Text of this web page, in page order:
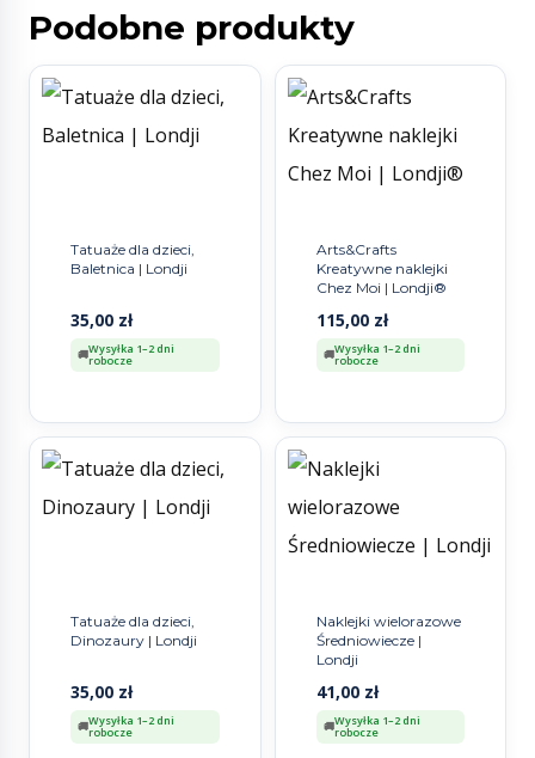
Podobne produkty
Tatuaże dla dzieci,
Baletnica | Londji
35,00 zł
Wysyłka 1–2 dni
robocze
Arts&Crafts
Kreatywne naklejki
Chez Moi | Londji®
115,00 zł
Wysyłka 1–2 dni
robocze
Tatuaże dla dzieci,
Dinozaury | Londji
35,00 zł
Wysyłka 1–2 dni
robocze
Naklejki wielorazowe
Średniowiecze |
Londji
41,00 zł
Wysyłka 1–2 dni
robocze